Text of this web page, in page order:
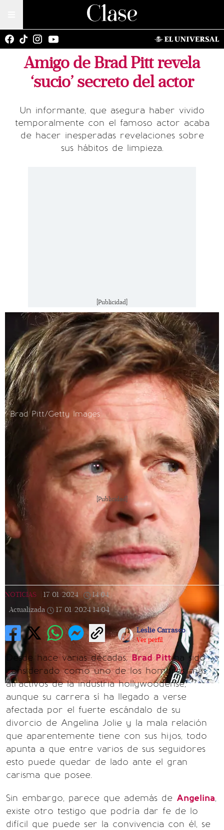
Amigo de Brad Pitt revela
‘sucio’ secreto del actor
Un informante, que asegura haber vivido
temporalmente con el famoso actor acaba
de hacer inesperadas revelaciones sobre
sus hábitos de limpieza.
[Publicidad]
Brad Pitt/Getty Images
[Publicidad]
NOTICIAS 17/01/2024 14:04
Actualizada
17/01/2024 14:04
Leslie Carrasco
Ver perfil
Desde hace varias décadas,Brad Pittha sido
considerado como uno de los hombres más
atractivos de la industria hollywoodense,
aunque su carrera sí ha llegado a verse
afectada por el fuerte escándalo de su
divorcio de Angelina Jolie y la mala relación
que aparentemente tiene con sus hijos, todo
apunta a que entre varios de sus seguidores
esto puede quedar de lado ante el gran
carisma que posee.
Sin embargo, parece que además de Angelina,
existe otro testigo que podría dar fe de lo
difícil que puede ser la convivencia con él, se